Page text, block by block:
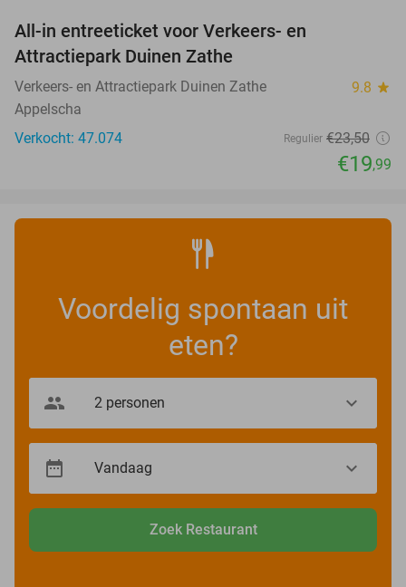
All-in entreeticket voor Verkeers- en
Attractiepark Duinen Zathe
Verkeers- en Attractiepark Duinen Zathe 9.8 star
Appelscha
Verkocht: 47.074
Regulier €23,50
€19,99
Voordelig spontaan uit
eten?
Zoek Restaurant